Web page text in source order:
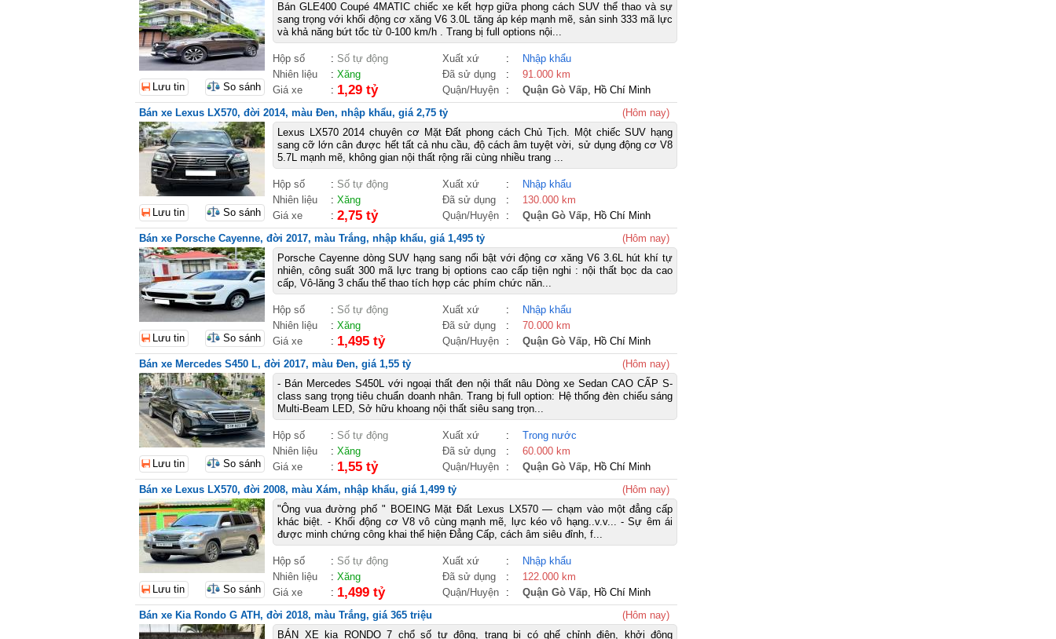
Bán GLE400 Coupé 4MATIC chiếc xe kết hợp giữa phong cách SUV thể thao và sự
sang trọng với khối động cơ xăng V6 3.0L tăng áp kép mạnh mẽ, sản sinh 333 mã lực
và khả năng bứt tốc từ 0-100 km/h . Trang bị full options nội...
Hộp số : Số tự động Xuất xứ :
Nhập khẩu
Nhiên liệu
: Xăng Đã sử dụng :
91.000 km
Giá xe
: 1,29 tỷ Quận/Huyện : Quận Gò Vấp, Hồ Chí Minh
Lưu tin So sánh
Bán xe Lexus LX570, đời 2014, màu Đen, nhập khẩu, giá 2,75 tỷ
(Hôm nay)
Lexus LX570 2014 chuyên cơ Mặt Đất phong cách Chủ Tịch. Một chiếc SUV hạng
sang cỡ lớn cân được hết tất cả nhu cầu, độ cách âm tuyệt vời, sử dụng động cơ V8
5.7L mạnh mẽ, không gian nội thất rộng rãi cùng nhiều trang ...
Hộp số : Số tự động Xuất xứ :
Nhập khẩu
Nhiên liệu
: Xăng Đã sử dụng :
130.000 km
Giá xe
: 2,75 tỷ Quận/Huyện : Quận Gò Vấp, Hồ Chí Minh
Lưu tin So sánh
Bán xe Porsche Cayenne, đời 2017, màu Trắng, nhập khẩu, giá 1,495 tỷ
(Hôm nay)
Porsche Cayenne dòng SUV hạng sang nổi bật với động cơ xăng V6 3.6L hút khí tự
nhiên, công suất 300 mã lực trang bị options cao cấp tiện nghi : nội thất bọc da cao
cấp, Vô-lăng 3 chấu thể thao tích hợp các phím chức năn...
Hộp số : Số tự động Xuất xứ :
Nhập khẩu
Nhiên liệu
: Xăng Đã sử dụng :
70.000 km
Giá xe
: 1,495 tỷ Quận/Huyện : Quận Gò Vấp, Hồ Chí Minh
Lưu tin So sánh
Bán xe Mercedes S450 L, đời 2017, màu Đen, giá 1,55 tỷ
(Hôm nay)
- Bán Mercedes S450L với ngoại thất đen nội thất nâu Dòng xe Sedan CAO CẤP S-
class sang trọng tiêu chuẩn doanh nhân. Trang bị full option: Hệ thống đèn chiếu sáng
Multi-Beam LED, Sở hữu khoang nội thất siêu sang trọn...
Hộp số : Số tự động Xuất xứ :
Trong nước
Nhiên liệu
: Xăng Đã sử dụng :
60.000 km
Giá xe
: 1,55 tỷ Quận/Huyện : Quận Gò Vấp, Hồ Chí Minh
Lưu tin So sánh
Bán xe Lexus LX570, đời 2008, màu Xám, nhập khẩu, giá 1,499 tỷ
(Hôm nay)
"Ông vua đường phố " BOEING Mặt Đất Lexus LX570 — chạm vào một đẳng cấp
khác biệt. - Khối động cơ V8 vô cùng mạnh mẽ, lực kéo vô hạng..v.v... - Sự êm ái
được minh chứng công khai thể hiện Đẳng Cấp, cách âm siêu đỉnh, f...
Hộp số : Số tự động Xuất xứ :
Nhập khẩu
Nhiên liệu
: Xăng Đã sử dụng :
122.000 km
Giá xe
: 1,499 tỷ Quận/Huyện : Quận Gò Vấp, Hồ Chí Minh
Lưu tin So sánh
Bán xe Kia Rondo G ATH, đời 2018, màu Trắng, giá 365 triệu
(Hôm nay)
BÁN XE kia RONDO 7 chổ số tự động, trang bị có ghế chỉnh điện, khởi động